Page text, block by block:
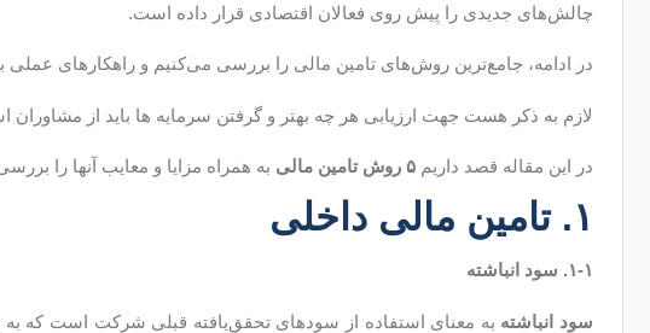
چالش‌های جدیدی را پیش روی فعالان اقتصادی قرار داده است.
در ادامه، جامع‌ترین روش‌های تامین مالی را بررسی می‌کنیم و راهکارهای عملی
لازم به ذکر هست جهت ارزیابی هر چه بهتر و گرفتن سرمایه ها باید از مشاوران
در این مقاله قصد داریم ۵ روش تامین مالی به همراه مزایا و معایب آنها را
۱. تامین مالی داخلی
۱-۱. سود انباشته
سود انباشته به معنای استفاده از سودهای تحقق‌یافته قبلی شرکت است که